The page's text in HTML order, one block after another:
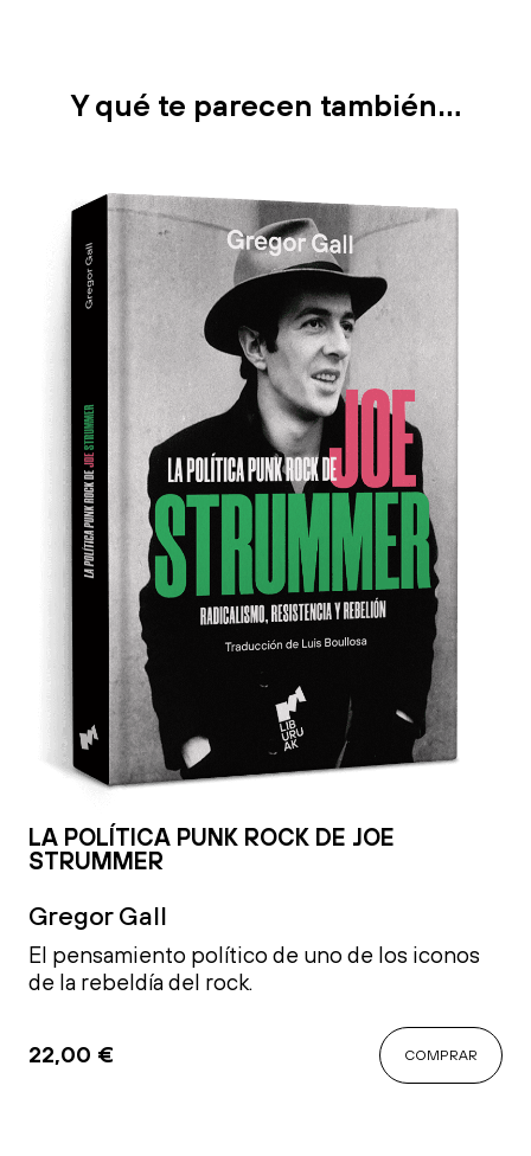
Y qué te parecen también…
LA POLÍTICA PUNK ROCK DE JOE
STRUMMER
Gregor Gall
El pensamiento político de uno de los iconos
de la rebeldía del rock.
22,00 € COMPRAR